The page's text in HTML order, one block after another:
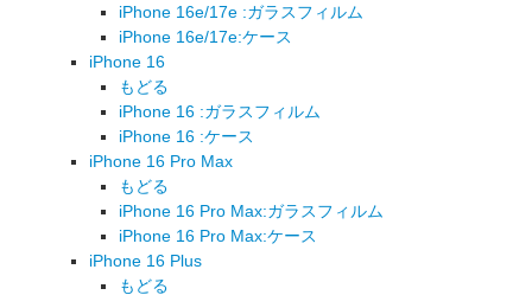
iPhone 16e/17e :ガラスフィルム
iPhone 16e/17e:ケース
iPhone 16
もどる
iPhone 16 :ガラスフィルム
iPhone 16 :ケース
iPhone 16 Pro Max
もどる
iPhone 16 Pro Max:ガラスフィルム
iPhone 16 Pro Max:ケース
iPhone 16 Plus
もどる